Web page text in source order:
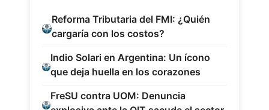
Reforma Tributaria del FMI: ¿Quién
cargaría con los costos?
Indio Solari en Argentina: Un ícono
que deja huella en los corazones
FreSU contra UOM: Denuncia